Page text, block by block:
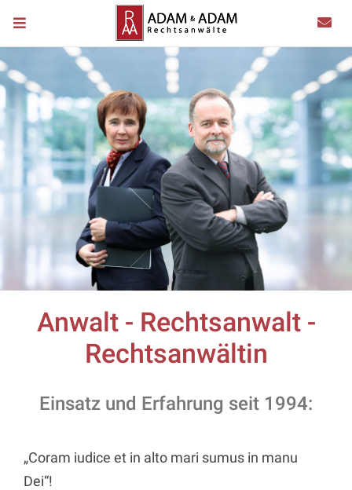
Anwalt - Rechtsanwalt -
Rechtsanwältin
Einsatz und Erfahrung seit 1994:
„Coram iudice et in alto mari sumus in manu
Dei“!